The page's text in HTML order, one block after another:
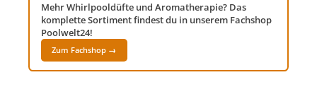
Mehr Whirlpooldüfte und Aromatherapie? Das
komplette Sortiment findest du in unserem Fachshop
Poolwelt24!
Zum Fachshop →